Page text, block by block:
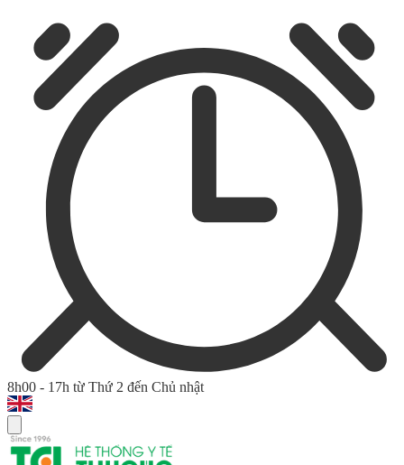
8h00 - 17h từ Thứ 2 đến Chủ nhật